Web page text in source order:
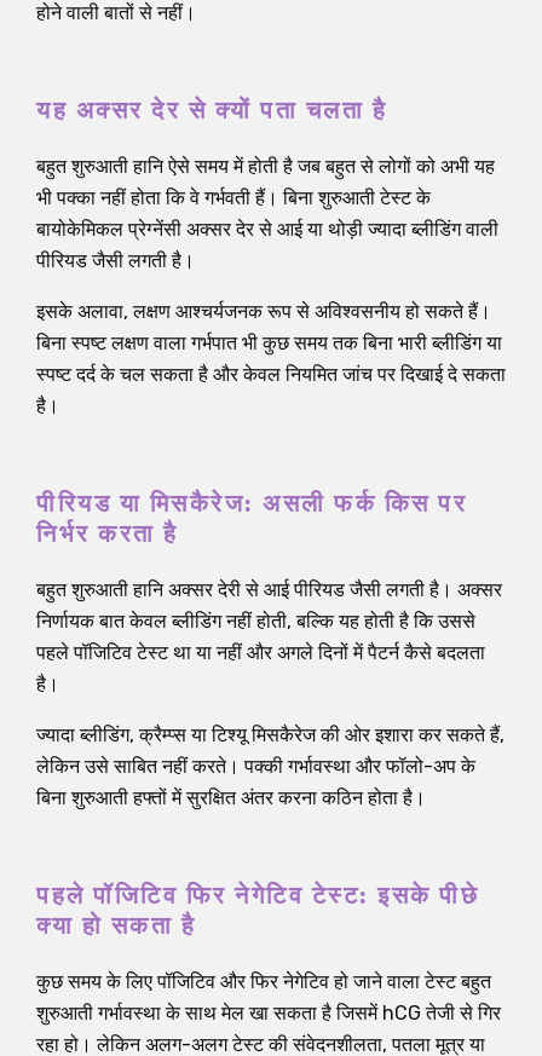
होने वाली बातों से नहीं।
यह अक्सर देर से क्यों पता चलता है
बहुत शुरुआती हानि ऐसे समय में होती है जब बहुत से लोगों को अभी यह
भी पक्का नहीं होता कि वे गर्भवती हैं। बिना शुरुआती टेस्ट के
बायोकेमिकल प्रेग्नेंसी अक्सर देर से आई या थोड़ी ज्यादा ब्लीडिंग वाली
पीरियड जैसी लगती है।
इसके अलावा, लक्षण आश्चर्यजनक रूप से अविश्वसनीय हो सकते हैं।
बिना स्पष्ट लक्षण वाला गर्भपात भी कुछ समय तक बिना भारी ब्लीडिंग या
स्पष्ट दर्द के चल सकता है और केवल नियमित जांच पर दिखाई दे सकता
है।
पीरियड या मिसकैरेज: असली फर्क किस पर
निर्भर करता है
बहुत शुरुआती हानि अक्सर देरी से आई पीरियड जैसी लगती है। अक्सर
निर्णायक बात केवल ब्लीडिंग नहीं होती, बल्कि यह होती है कि उससे
पहले पॉजिटिव टेस्ट था या नहीं और अगले दिनों में पैटर्न कैसे बदलता
है।
ज्यादा ब्लीडिंग, क्रैम्प्स या टिश्यू मिसकैरेज की ओर इशारा कर सकते हैं,
लेकिन उसे साबित नहीं करते। पक्की गर्भावस्था और फॉलो-अप के
बिना शुरुआती हफ्तों में सुरक्षित अंतर करना कठिन होता है।
पहले पॉजिटिव फिर नेगेटिव टेस्ट: इसके पीछे
क्या हो सकता है
कुछ समय के लिए पॉजिटिव और फिर नेगेटिव हो जाने वाला टेस्ट बहुत
शुरुआती गर्भावस्था के साथ मेल खा सकता है जिसमें hCG तेजी से गिर
रहा हो। लेकिन अलग-अलग टेस्ट की संवेदनशीलता, पतला मूत्र या